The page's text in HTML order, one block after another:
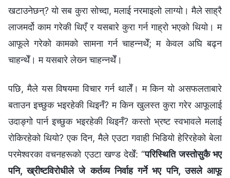
खटाउनेछन्? यो सब कुरा सोच्दा, मलाई नरमाइलो लाग्यो। मैले साह्रै
लाजमर्दो काम गरेकी थिएँ र यसबारे कुरा गर्न गाह्रो भएको थियो। म
आफूले गरेको कामको सामना गर्न चाहन्‍नथेँ; म केवल अघि बढ्न
चाहन्थेँ। म यसबारे लेख्‍न चाहन्‍नथेँ।
पछि, मैले यस विषयमा विचार गर्न थालेँ। म किन यो असफलताबारे
बताउन इच्छुक भइरहेकी थिइनँ? म किन खुलस्त कुरा गरेर आफूलाई
उदाङ्गो पार्न इच्छुक भइरहेकी थिइनँ? कस्तो भ्रष्ट स्वभावले मलाई
रोकिरहेको थियो? एक दिन, मैले एउटा गवाही भिडियो हेरिरहेको बेला
परमेश्‍वरका वचनहरूको एउटा खण्ड देखेँ: “परिस्थिति जस्तोसुकै भए
पनि, ख्रीष्टविरोधीले जे कर्तव्य निर्वाह गर्ने भए पनि, उसले आफू